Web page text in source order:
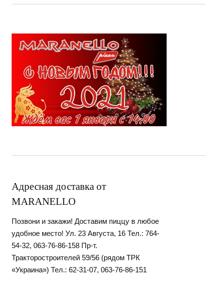
Адресная доставка от
MARANELLO
Позвони и закажи! Доставим пиццу в любое
удобное место! Ул. 23 Августа, 16 Тел.: 764-
54-32, 063-76-86-158 Пр-т.
Тракторостроителей 59/56 (рядом ТРК
«Украина») Тел.: 62-31-07, 063-76-86-151